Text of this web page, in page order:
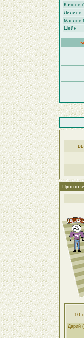
Кочнев
Лилиев
Маслов
Шейн
-10
Дарий